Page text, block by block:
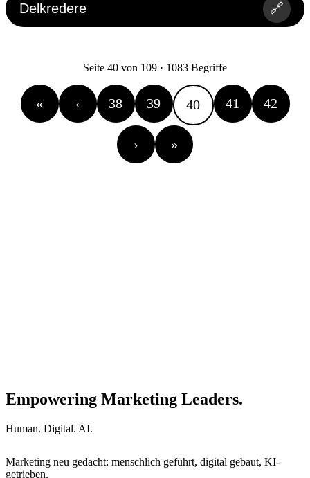
Delkredere 🔗
Seite 40 von 109 · 1083 Begriffe
« ‹ 38 39 40 41 42
› »
Empowering Marketing Leaders.
Human. Digital. AI.
Marketing neu gedacht: menschlich geführt, digital gebaut, KI-
getrieben.